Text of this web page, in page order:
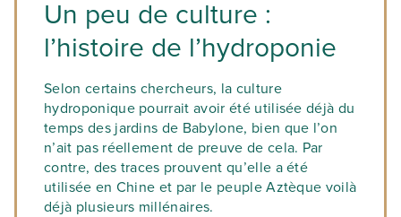
Un peu de culture :
l’histoire de l’hydroponie
Selon certains chercheurs, la culture
hydroponique pourrait avoir été utilisée déjà du
temps des jardins de Babylone, bien que l’on
n’ait pas réellement de preuve de cela. Par
contre, des traces prouvent qu’elle a été
utilisée en Chine et par le peuple Aztèque voilà
déjà plusieurs millénaires.